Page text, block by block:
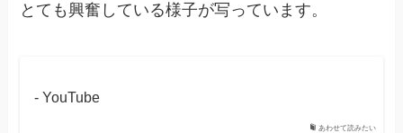
とても興奮している様子が写っています。
あわせて読みたい
- YouTube